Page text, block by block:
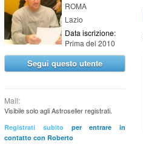
ROMA
Lazio
Data iscrizione:
Prima del 2010
Segui questo utente
Mail:
Visibile solo agli Astroseller registrati.
Registrati subitoper entrare in
contatto con Roberto